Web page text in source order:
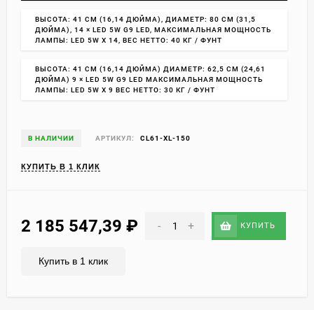
ВЫСОТА: 41 СМ (16,14 ДЮЙМА), ДИАМЕТР: 80 СМ (31,5
ДЮЙМА), 14 × LED 5W G9 LED, МАКСИМАЛЬНАЯ МОЩНОСТЬ
ЛАМПЫ: LED 5W X 14, ВЕС НЕТТО: 40 КГ / ФУНТ
ВЫСОТА: 41 СМ (16,14 ДЮЙМА) ДИАМЕТР: 62,5 СМ (24,61
ДЮЙМА) 9 × LED 5W G9 LED МАКСИМАЛЬНАЯ МОЩНОСТЬ
ЛАМПЫ: LED 5W X 9 ВЕС НЕТТО: 30 КГ / ФУНТ
В НАЛИЧИИ АРТИКУЛ: CL61-XL-150
КУПИТЬ В 1 КЛИК
2 185 547,39 ₽ - + КУПИТЬ
Купить в 1 клик